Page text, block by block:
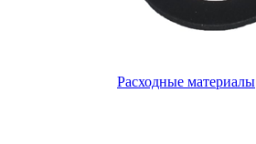
Расходные материалы